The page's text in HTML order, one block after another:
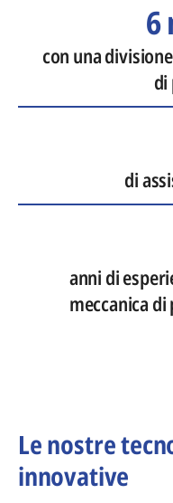
6
con una
di
di
anni di
meccanica di
Le nostre
innovative